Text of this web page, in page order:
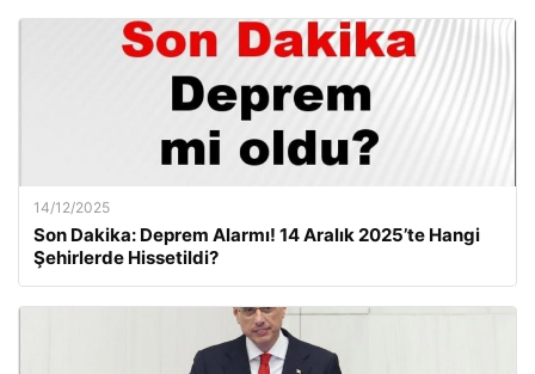
14/12/2025
Son Dakika: Deprem Alarmı! 14 Aralık 2025’te Hangi
Şehirlerde Hissetildi?